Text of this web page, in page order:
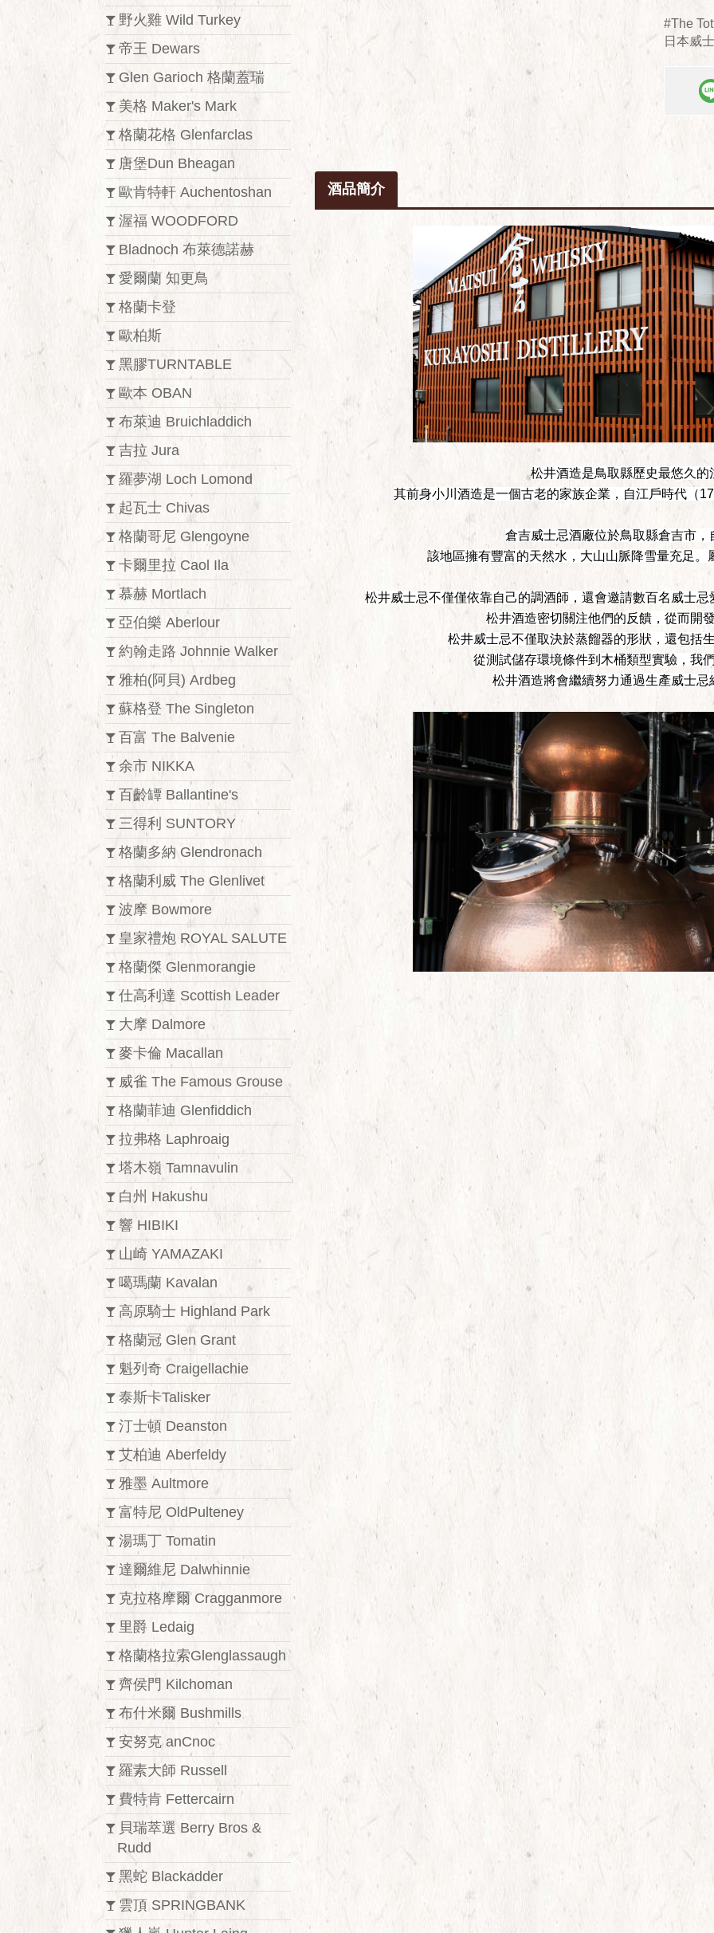
野火雞 Wild Turkey
帝王 Dewars
Glen Garioch 格蘭蓋瑞
美格 Maker's Mark
格蘭花格 Glenfarclas
唐堡Dun Bheagan
歐肯特軒 Auchentoshan
渥福 WOODFORD
Bladnoch 布萊德諾赫
愛爾蘭 知更鳥
格蘭卡登
歐柏斯
黑膠TURNTABLE
歐本 OBAN
布萊迪 Bruichladdich
吉拉 Jura
羅夢湖 Loch Lomond
起瓦士 Chivas
格蘭哥尼 Glengoyne
卡爾里拉 Caol Ila
慕赫 Mortlach
亞伯樂 Aberlour
約翰走路 Johnnie Walker
雅柏(阿貝) Ardbeg
蘇格登 The Singleton
百富 The Balvenie
余市 NIKKA
百齡罈 Ballantine's
三得利 SUNTORY
格蘭多納 Glendronach
格蘭利威 The Glenlivet
波摩 Bowmore
皇家禮炮 ROYAL SALUTE
格蘭傑 Glenmorangie
仕高利達 Scottish Leader
大摩 Dalmore
麥卡倫 Macallan
威雀 The Famous Grouse
格蘭菲迪 Glenfiddich
拉弗格 Laphroaig
塔木嶺 Tamnavulin
白州 Hakushu
響 HIBIKI
山崎 YAMAZAKI
噶瑪蘭 Kavalan
高原騎士 Highland Park
格蘭冠 Glen Grant
魁列奇 Craigellachie
泰斯卡Talisker
汀士頓 Deanston
艾柏迪 Aberfeldy
雅墨 Aultmore
富特尼 OldPulteney
湯瑪丁 Tomatin
達爾維尼 Dalwhinnie
克拉格摩爾 Cragganmore
里爵 Ledaig
格蘭格拉索Glenglassaugh
齊侯門 Kilchoman
布什米爾 Bushmills
安努克 anCnoc
羅素大師 Russell
費特肯 Fettercairn
貝瑞萃選 Berry Bros &
Rudd
黑蛇 Blackadder
雲頂 SPRINGBANK
#The
日本威
酒品簡介
松井酒造是鳥取縣歷史最悠久的
其前身小川酒造是一個古老的家族企業，自江戶時代（
倉吉威士忌酒廠位於鳥取縣倉吉市，
該地區擁有豐富的天然水，大山山脈降雪量充足。
松井威士忌不僅僅依靠自己的調酒師，還會邀請數百名威士
松井酒造密切關注他們的反饋，從而開
松井威士忌不僅取決於蒸餾器的形狀，還包括
從測試儲存環境條件到木桶類型實驗，我
松井酒造將會繼續努力通過生產威士忌